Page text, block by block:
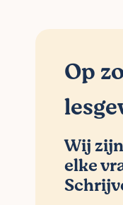
Op
Wij
elke